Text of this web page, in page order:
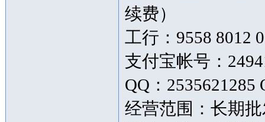
续费）
工行：9558 8012
支付宝帐号：
QQ：2535621285
经营范围：长期